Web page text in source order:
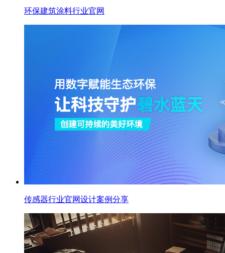
环保建筑涂料行业官网
传感器行业官网设计案例分享